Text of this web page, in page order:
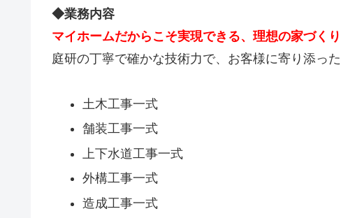
◆業務内容
マイホームだからこそ実現できる、理想の家づくり
庭研の丁寧で確かな技術力で、お客様に寄り添っ
土木工事一式
舗装工事一式
上下水道工事一式
外構工事一式
造成工事一式